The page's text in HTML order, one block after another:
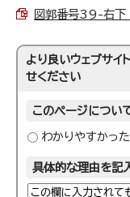
図郭番号39-右下
より良いウェブサイ
せください
このページについ
わかりやすかった
具体的な理由を記